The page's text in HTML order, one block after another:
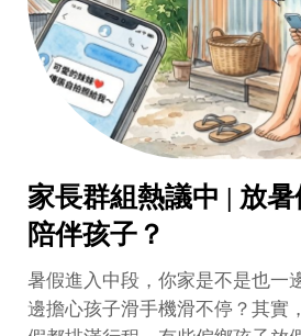
家長群組熱議中 | 放
陪伴孩子？
暑假進入中段，你家是不是也一
邊擔心孩子滑手機滑不停？其實